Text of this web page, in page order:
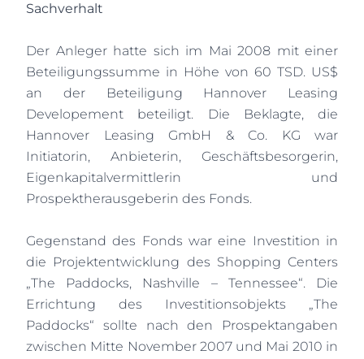
Sachverhalt
Der Anleger hatte sich im Mai 2008 mit einer
Beteiligungssumme in Höhe von 60 TSD. US$
an der Beteiligung Hannover Leasing
Developement beteiligt. Die Beklagte, die
Hannover Leasing GmbH & Co. KG war
Initiatorin, Anbieterin, Geschäftsbesorgerin,
Eigenkapitalvermittlerin und
Prospektherausgeberin des Fonds.
Gegenstand des Fonds war eine Investition in
die Projektentwicklung des Shopping Centers
„The Paddocks, Nashville – Tennessee“. Die
Errichtung des Investitionsobjekts „The
Paddocks“ sollte nach den Prospektangaben
zwischen Mitte November 2007 und Mai 2010 in